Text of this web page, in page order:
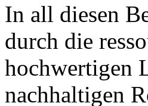
In all diesen
durch die
hochwertigen
nachhaltigen